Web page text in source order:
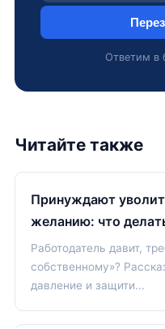
Ответим в
Читайте также
Принуждают
желанию: что
Работодатель давит,
собственному»?
давление и защити...